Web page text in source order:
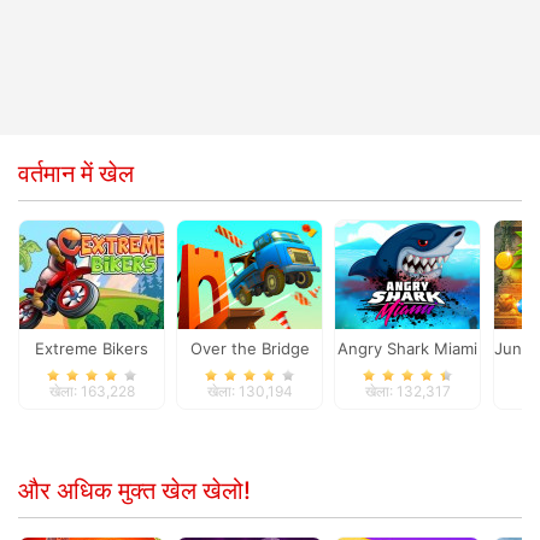
वर्तमान में खेल
Extreme Bikers
खेला: 163,228
Over the Bridge
खेला: 130,194
Angry Shark Miami
खेला: 132,317
और अधिक मुक्त खेल खेलो!